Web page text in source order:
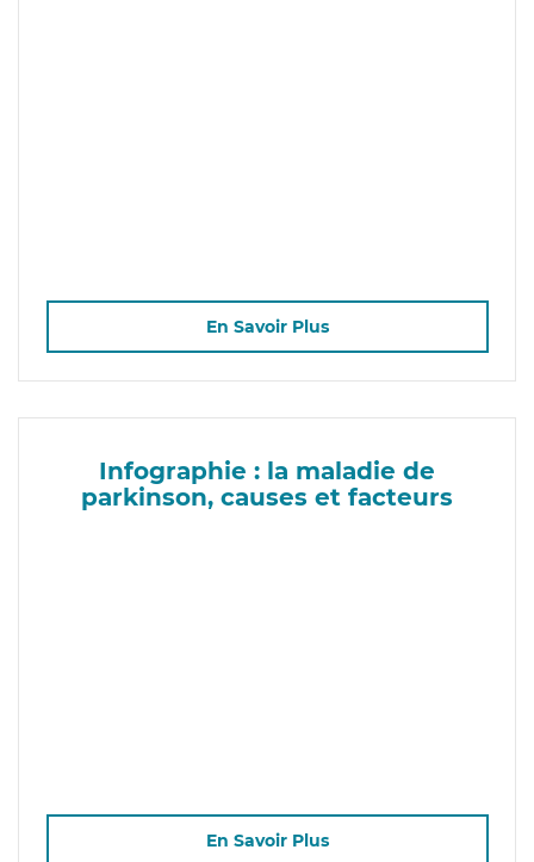
En Savoir Plus
Infographie : la maladie de
parkinson, causes et facteurs
En Savoir Plus